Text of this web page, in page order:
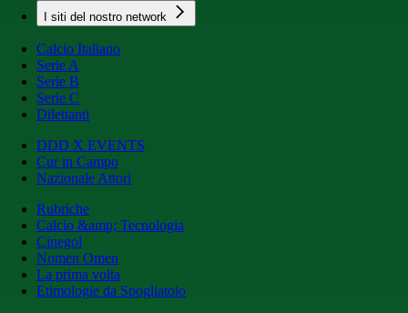
I siti del nostro network
Calcio Italiano
Serie A
Serie B
Serie C
Dilettanti
DDD X EVENTS
Cur in Campo
Nazionale Attori
Rubriche
Calcio &amp; Tecnologia
Cinegol
Nomen Omen
La prima volta
Etimologie da Spogliatoio